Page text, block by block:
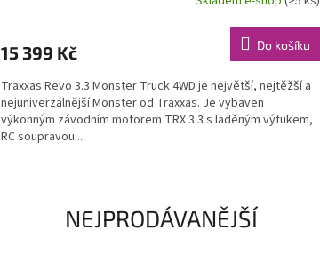
15 399 Kč Do košíku
Traxxas Revo 3.3 Monster Truck 4WD je největší, nejtěžší a
nejuniverzálnější Monster od Traxxas. Je vybaven
výkonným závodním motorem TRX 3.3 s laděným výfukem,
RC soupravou...
NEJPRODÁVANĚJŠÍ